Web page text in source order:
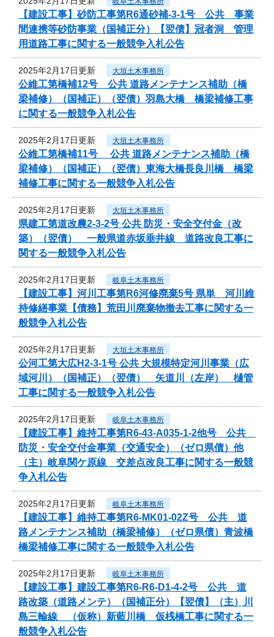
【建設工事】砂防工事第R6通砂補-3-1号 公共 事業
間連携等砂防事業（国補正分）【翌債】冠者洞 管理
用道路工事に関する一般競争入札公告
2025年2月17日更新 大垣土木事務所
公維工第橋補12号 公共 道路メンテナンス補助（橋
梁補修）（国補正）（翌債）羽島大橋 橋梁補修工事
に関する一般競争入札公告
2025年2月17日更新 大垣土木事務所
公維工第橋補11号 公共 道路メンテナンス補助（橋
梁補修）（国補正）（翌債）東海大橋長良川橋 橋梁
補修工事に関する一般競争入札公告
2025年2月17日更新 大垣土木事務所
県建工第道改農2-3-2号 公共 防災・安全交付金（改
築）（翌債） 一般県道赤坂垂井線 道路改良工事に
関する一般競争入札公告
2025年2月17日更新 岐阜土木事務所
【建設工事】河川工事第R6河修廃棄5号 県単 河川維
持修繕事業【債務】荒田川廃棄物撤去工事に関する一
般競争入札公告
2025年2月17日更新 大垣土木事務所
公河工第大広H2-3-1号 公共 大規模特定河川事業（広
域河川）（国補正）（翌債） 矢道川（左岸） 樋管
工事に関する一般競争入札公告
2025年2月17日更新 岐阜土木事務所
【建設工事】維持工事第R6-43-A035-1-2他号 公共
防災・安全交付金事業（交通安全）（ゼロ県債）他
（主）岐阜関ケ原線 交差点改良工事に関する一般競
争入札公告
2025年2月17日更新 岐阜土木事務所
【建設工事】維持工事第R6-MK01-02Z号 公共 道
路メンテナンス補助（橋梁補修）（ゼロ県債）青波橋
橋梁補修工事に関する一般競争入札公告
2025年2月17日更新 岐阜土木事務所
【建設工事】建設工事第R6-R6-D1-4-2号 公共 道
路改築（道路メンテ）（国補正分）【翌債】（主）川
島三輪線 （仮称）新藍川橋 仮桟橋工事に関する一
般競争入札公告